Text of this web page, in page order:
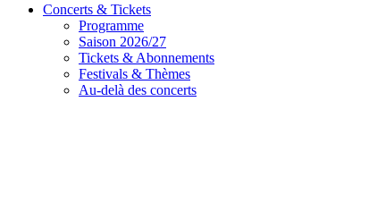
Concerts & Tickets
Programme
Saison 2026/27
Tickets & Abonnements
Festivals & Thèmes
Au-delà des concerts